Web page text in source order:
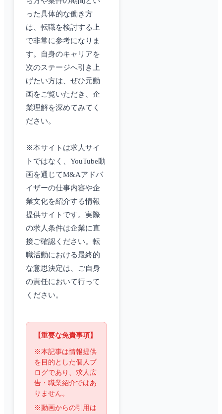
った具体的な働き方
は、転職を検討する上
で非常に参考になりま
す。自身のキャリアを
次のステージへ引き上
げたい方は、ぜひ元動
画をご覧いただき、企
業理解を深めてみてく
ださい。
※本サイトは求人サイ
トではなく、YouTube動
画を通じてM&Aアドバ
イザーの仕事内容や企
業文化を紹介する情報
提供サイトです。実際
の求人条件は企業に直
接ご確認ください。転
職活動における最終的
な意思決定は、ご自身
の責任において行って
ください。
【重要な免責事項】
※本記事は情報提供
を目的とした個人ブ
ログであり、求人広
告・職業紹介ではあ
りません。
※動画からの引用は